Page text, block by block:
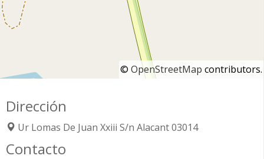
© OpenStreetMap contributors.
Dirección
Ur Lomas De Juan Xxiii S/n Alacant03014
Contacto